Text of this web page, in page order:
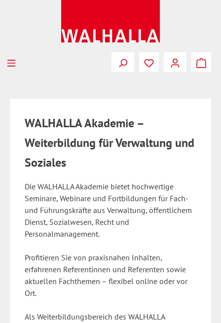
WALHALLA Akademie –
Weiterbildung für Verwaltung und
Soziales
Die WALHALLA Akademie bietet hochwertige
Seminare, Webinare und Fortbildungen für Fach-
und Führungskräfte aus Verwaltung, öffentlichem
Dienst, Sozialwesen, Recht und
Personalmanagement.
Profitieren Sie von praxisnahen Inhalten,
erfahrenen Referentinnen und Referenten sowie
aktuellen Fachthemen – flexibel online oder vor
Ort.
Als Weiterbildungsbereich des WALHALLA